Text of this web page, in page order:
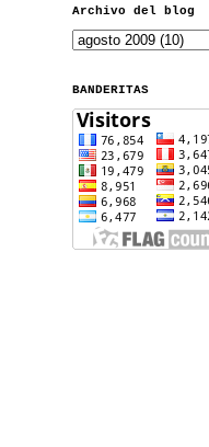
Archivo del blog
BANDERITAS